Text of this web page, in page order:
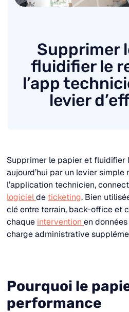
Supprimer
fluidifier le
l’app
levier
Supprimer le papier et fluidifier
aujourd’hui par un levier simple
l’application technicien,
logicielde ticketing. Bien
clé entre terrain, back-office et
chaque interventionen
charge administrative
Pourquoi le
performance